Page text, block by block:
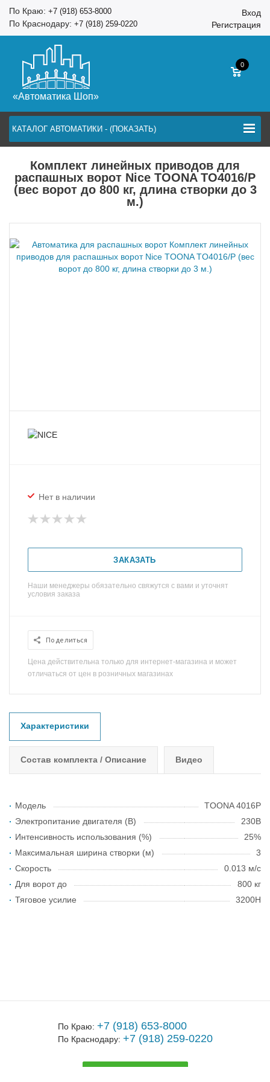
По Краю: +7 (918) 653-8000
По Краснодару: +7 (918) 259-0220
Вход
Регистрация
«Автоматика Шоп»
КАТАЛОГ АВТОМАТИКИ - (ПОКАЗАТЬ)
0
Комплект линейных приводов для
распашных ворот Nice TOONA TO4016/P
(вес ворот до 800 кг, длина створки до 3
м.)
Нет в наличии
ЗАКАЗАТЬ
Наши менеджеры обязательно свяжутся с вами и уточнят
условия заказа
Поделиться
Цена действительна только для интернет-магазина и может
отличаться от цен в розничных магазинах
Характеристики
Состав комплекта / Описание Видео
Модель
TOONA 4016P
Электропитание двигателя (В)
230В
Интенсивность использования (%)
25%
Максимальная ширина створки (м)
3
Скорость
0.013 м/с
Для ворот до
800 кг
Тяговое усилие
3200Н
По Краю: +7 (918) 653-8000
По Краснодару: +7 (918) 259-0220
ЗАКАЗАТЬ ЗВОНОК